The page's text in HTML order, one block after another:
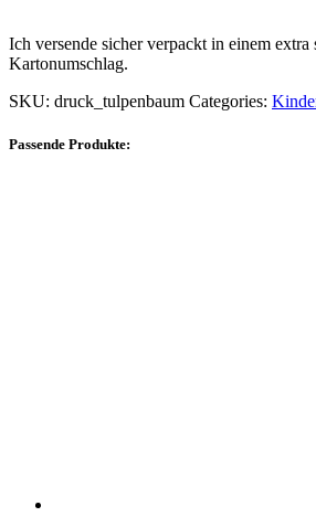
Ich versende sicher verpackt in einem extra
Kartonumschlag.
SKU: druck_tulpenbaum Categories:
Passende Produkte: